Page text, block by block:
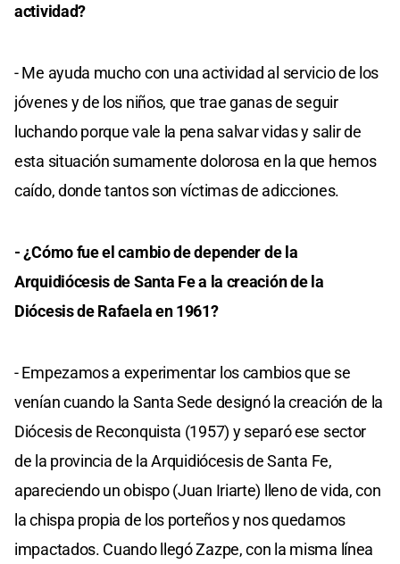
actividad?
- Me ayuda mucho con una actividad al servicio de los
jóvenes y de los niños, que trae ganas de seguir
luchando porque vale la pena salvar vidas y salir de
esta situación sumamente dolorosa en la que hemos
caído, donde tantos son víctimas de adicciones.
- ¿Cómo fue el cambio de depender de la
Arquidiócesis de Santa Fe a la creación de la
Diócesis de Rafaela en 1961?
- Empezamos a experimentar los cambios que se
venían cuando la Santa Sede designó la creación de la
Diócesis de Reconquista (1957) y separó ese sector
de la provincia de la Arquidiócesis de Santa Fe,
apareciendo un obispo (Juan Iriarte) lleno de vida, con
la chispa propia de los porteños y nos quedamos
impactados. Cuando llegó Zazpe, con la misma línea